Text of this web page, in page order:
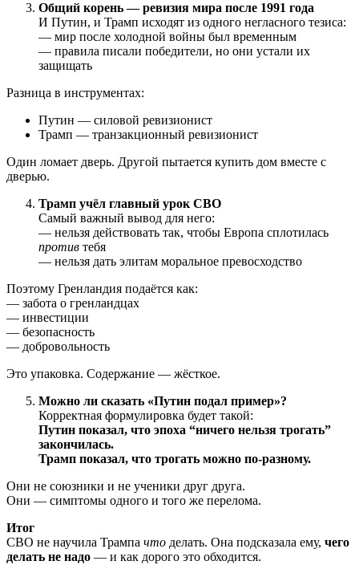
Общий корень — ревизия мира после 1991 года
И Путин, и Трамп исходят из одного негласного тезиса:
— мир после холодной войны был временным
— правила писали победители, но они устали их
защищать
Разница в инструментах:
Путин — силовой ревизионист
Трамп — транзакционный ревизионист
Один ломает дверь. Другой пытается купить дом вместе с
дверью.
Трамп учёл главный урок СВО
Самый важный вывод для него:
— нельзя действовать так, чтобы Европа сплотилась
против тебя
— нельзя дать элитам моральное превосходство
Поэтому Гренландия подаётся как:
— забота о гренландцах
— инвестиции
— безопасность
— добровольность
Это упаковка. Содержание — жёсткое.
Можно ли сказать «Путин подал пример»?
Корректная формулировка будет такой:
Путин показал, что эпоха “ничего нельзя трогать”
закончилась.
Трамп показал, что трогать можно по-разному.
Они не союзники и не ученики друг друга.
Они — симптомы одного и того же перелома.
Итог
СВО не научила Трампа что делать. Она подсказала ему, чего
делать не надо — и как дорого это обходится.